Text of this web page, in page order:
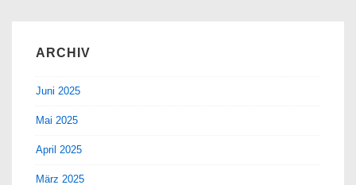
ARCHIV
Juni 2025
Mai 2025
April 2025
März 2025